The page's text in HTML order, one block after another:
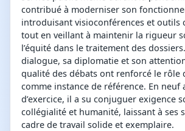
contribué à moderniser son
introduisant visioconférences et outils
tout en veillant à maintenir la rigueur
l’équité dans le traitement des
dialogue, sa diplomatie et son
qualité des débats ont renforcé le rôle
comme instance de référence. En neuf
d’exercice, il a su conjuguer exigence
collégialité et humanité, laissant à ses
cadre de travail solide et exemplaire.